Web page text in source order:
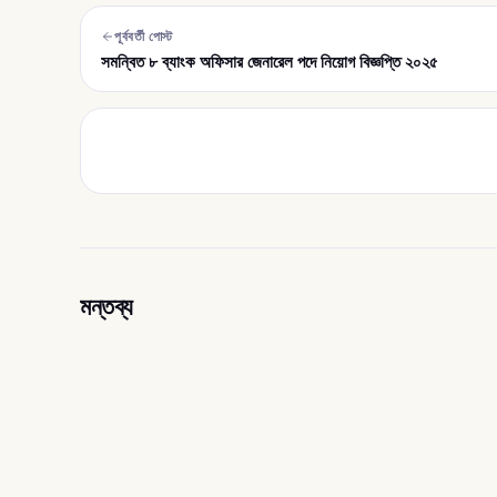
পূর্ববর্তী পোস্ট
সমন্বিত ৮ ব্যাংক অফিসার জেনারেল পদে নিয়োগ বিজ্ঞপ্তি ২০২৫
মন্তব্য